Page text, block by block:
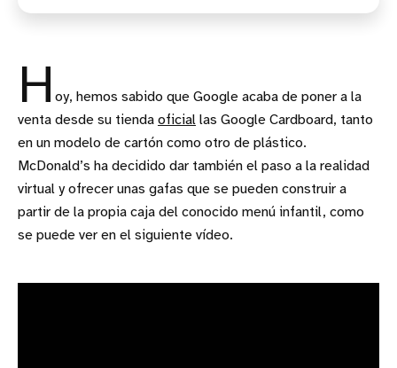
H oy, hemos sabido que Google acaba de poner a la
venta desde su tienda oficial las Google Cardboard, tanto
en un modelo de cartón como otro de plástico.
McDonald’s ha decidido dar también el paso a la realidad
virtual y ofrecer unas gafas que se pueden construir a
partir de la propia caja del conocido menú infantil, como
se puede ver en el siguiente vídeo.